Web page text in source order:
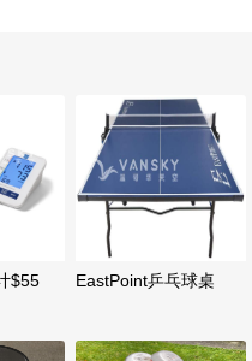
$55 EastPoint乒乓球桌